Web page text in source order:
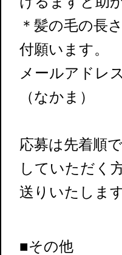
＊髪の毛の長
付願います。
メールアドレ
（なかま）
応募は先着順
していただく
送りいたしま
■その他